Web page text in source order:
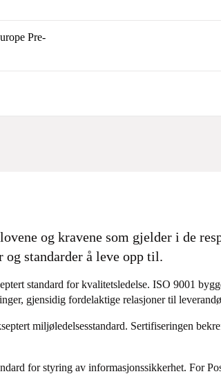
Pre-
og kravene som gjelder i de
standarder å leve opp til.
standard for kvalitetsledelse. ISO 9001
gjensidig fordelaktige relasjoner til
miljøledelsesstandard. Sertifiseringen
for styring av informasjonssikkerhet. For